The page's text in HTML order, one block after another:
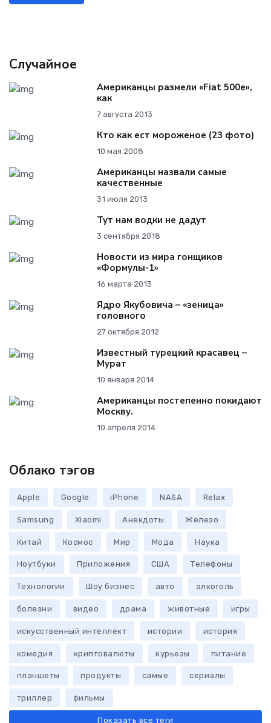
Случайное
Американцы размели «Fiat 500e»,
как
7 августа 2013
Кто как ест мороженое (23 фото)
10 мая 2008
Американцы назвали самые
качественные
31 июля 2013
Тут нам водки не дадут
3 сентября 2018
Новости из мира гонщиков
«Формулы-1»
16 марта 2013
Ядро Якубовича – «зеница»
головного
27 октября 2012
Известный турецкий красавец –
Мурат
10 января 2014
Американцы постепенно покидают
Москву.
10 апреля 2014
Облако тэгов
Apple Google iPhone NASA Relax
Samsung Xiaomi Анекдоты Железо
Китай Космос Мир Мода Наука
Ноутбуки Приложения США Телефоны
Технологии Шоу бизнес авто алкоголь
болезни видео драма животные игры
искусственный интеллект истории история
комедия криптовалюты курьезы питание
планшеты продукты самые сериалы
триллер фильмы
Показать все теги